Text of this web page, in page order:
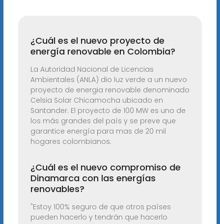
¿Cuál es el nuevo proyecto de
energía renovable en Colombia?
La Autoridad Nacional de Licencias
Ambientales (ANLA) dio luz verde a un nuevo
proyecto de energia renovable denominado
Celsia Solar Chicamocha ubicado en
Santander. El proyecto de 100 MW es uno de
los más grandes del país y se preve que
garantice energía para mas de 20 mil
hogares colombianos.
¿Cuál es el nuevo compromiso de
Dinamarca con las energías
renovables?
"Estoy 100% seguro de que otros países
pueden hacerlo y tendrán que hacerlo